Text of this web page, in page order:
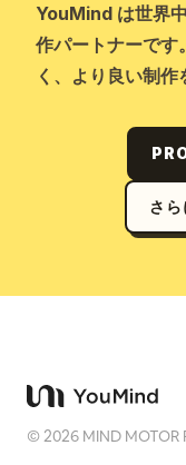
YouMind は世界
作パートナーです
く、より良い制作
さ
©2026 MIND MOTOR